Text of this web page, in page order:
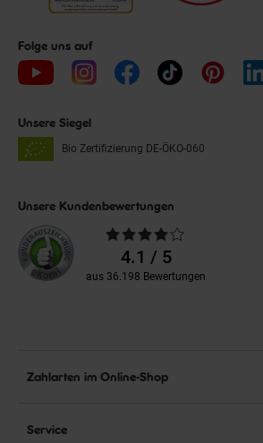
Folge uns auf
Unsere Siegel
Bio Zertifizierung DE-ÖKO-060
Unsere Kundenbewertungen
Durchschnittliche
Bewertungen4.1 / 5
aus 36.198 Bewertungen
Zahlarten im Online-Shop
Service